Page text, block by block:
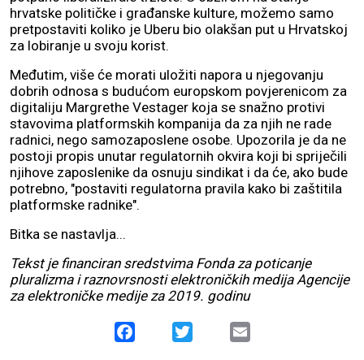
hrvatske političke i građanske kulture, možemo samo
pretpostaviti koliko je Uberu bio olakšan put u Hrvatskoj
za lobiranje u svoju korist.
Međutim, više će morati uložiti napora u njegovanju
dobrih odnosa s budućom europskom povjerenicom za
digitaliju Margrethe Vestager koja se snažno protivi
stavovima platformskih kompanija da za njih ne rade
radnici, nego samozaposlene osobe. Upozorila je da ne
postoji propis unutar regulatornih okvira koji bi spriječili
njihove zaposlenike da osnuju sindikat i da će, ako bude
potrebno, "postaviti regulatorna pravila kako bi zaštitila
platformske radnike".
Bitka se nastavlja...
Tekst je financiran sredstvima Fonda za poticanje
pluralizma i raznovrsnosti elektroničkih medija Agencije
za elektroničke medije za 2019. godinu
Facebook